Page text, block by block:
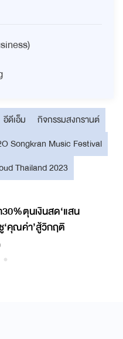
อีดีเอ็ม
กิจกรรมสงกรานต์
Songkran Music Festival
Thailand 2023
ตุนเงินสด‘แสน
‘คุณค่า’สู้วิกฤติ